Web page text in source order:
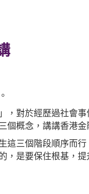
，對於經歷過社會
個概念，講講香港金
這三個階段順序而
，是要保住根基，